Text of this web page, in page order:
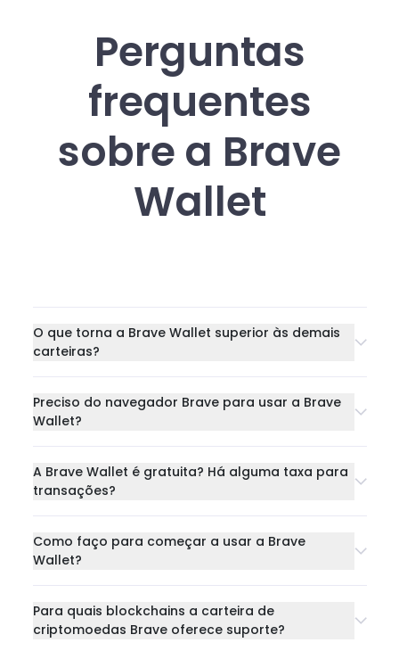
Perguntas
frequentes
sobre a Brave
Wallet
O que torna a Brave Wallet superior às demais
carteiras?
Preciso do navegador Brave para usar a Brave
Wallet?
A Brave Wallet é gratuita? Há alguma taxa para
transações?
Como faço para começar a usar a Brave
Wallet?
Para quais blockchains a carteira de
criptomoedas Brave oferece suporte?